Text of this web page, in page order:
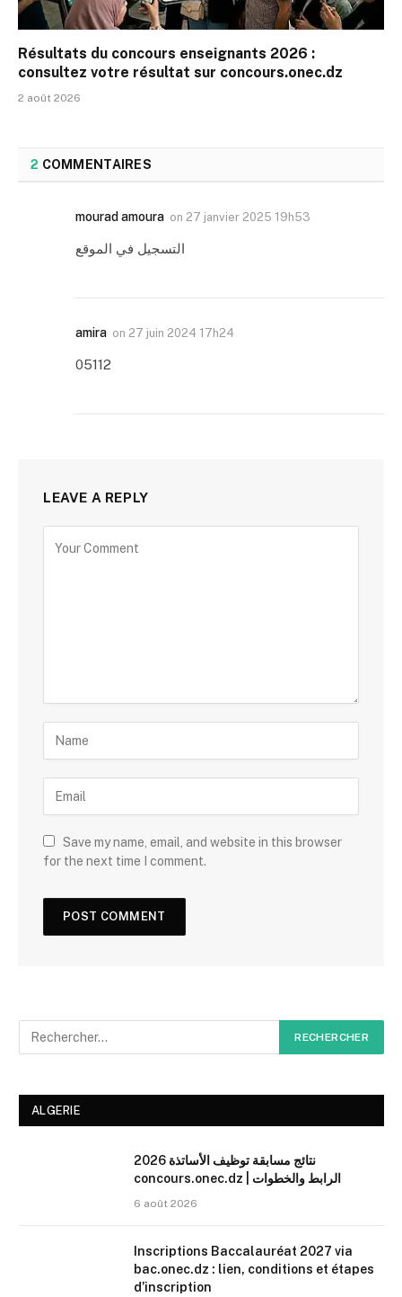
Résultats du concours enseignants 2026 :
consultez votre résultat sur concours.onec.dz
2 août 2026
2 COMMENTAIRES
mourad amoura on 27 janvier 2025 19h53
التسجيل في الموقع
amira on 27 juin 2024 17h24
05112
LEAVE A REPLY
Save my name, email, and website in this browser
for the next time I comment.
ALGERIE
نتائج مسابقة توظيف الأساتذة 2026
concours.onec.dz | الرابط والخطوات
6 août 2026
Inscriptions Baccalauréat 2027 via
bac.onec.dz : lien, conditions et étapes
d’inscription